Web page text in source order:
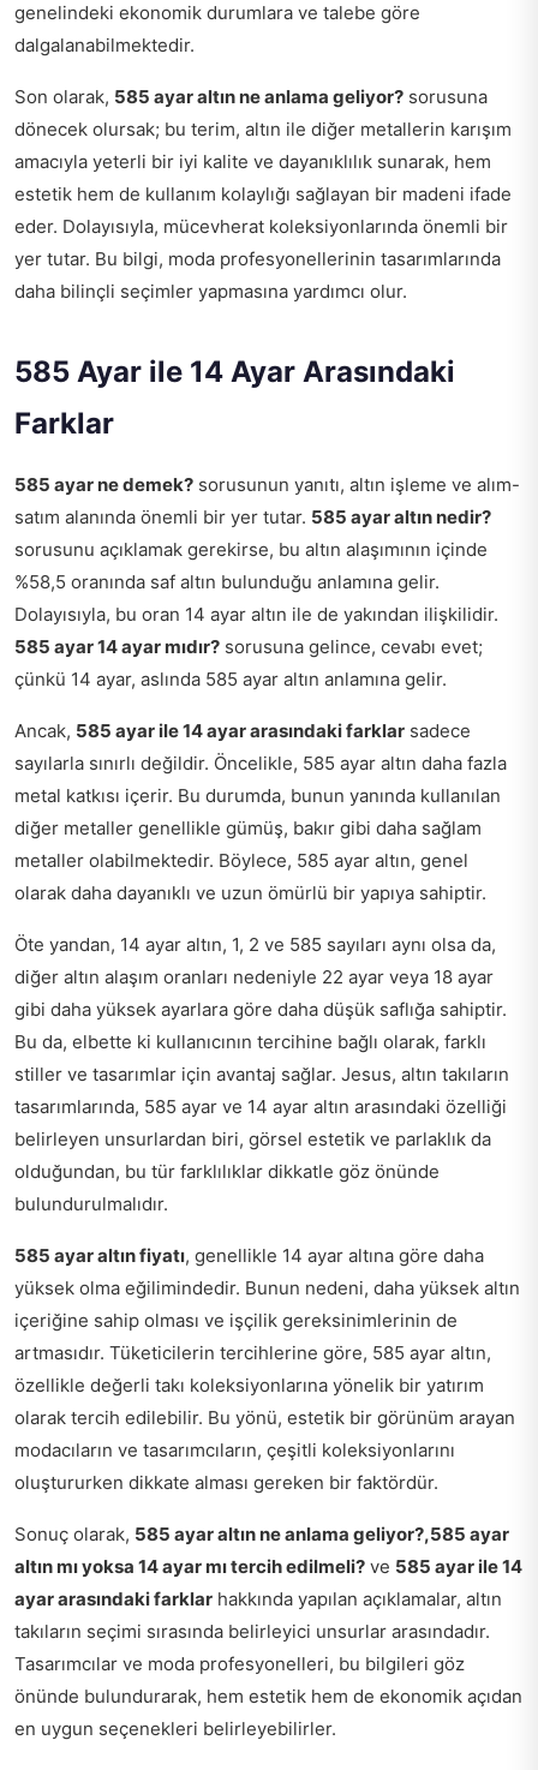
genelindeki ekonomik durumlara ve talebe göre
dalgalanabilmektedir.
Son olarak, 585 ayar altın ne anlama geliyor? sorusuna
dönecek olursak; bu terim, altın ile diğer metallerin karışım
amacıyla yeterli bir iyi kalite ve dayanıklılık sunarak, hem
estetik hem de kullanım kolaylığı sağlayan bir madeni ifade
eder. Dolayısıyla, mücevherat koleksiyonlarında önemli bir
yer tutar. Bu bilgi, moda profesyonellerinin tasarımlarında
daha bilinçli seçimler yapmasına yardımcı olur.
585 Ayar ile 14 Ayar Arasındaki
Farklar
585 ayar ne demek? sorusunun yanıtı, altın işleme ve alım-
satım alanında önemli bir yer tutar. 585 ayar altın nedir?
sorusunu açıklamak gerekirse, bu altın alaşımının içinde
%58,5 oranında saf altın bulunduğu anlamına gelir.
Dolayısıyla, bu oran 14 ayar altın ile de yakından ilişkilidir.
585 ayar 14 ayar mıdır? sorusuna gelince, cevabı evet;
çünkü 14 ayar, aslında 585 ayar altın anlamına gelir.
Ancak, 585 ayar ile 14 ayar arasındaki farklar sadece
sayılarla sınırlı değildir. Öncelikle, 585 ayar altın daha fazla
metal katkısı içerir. Bu durumda, bunun yanında kullanılan
diğer metaller genellikle gümüş, bakır gibi daha sağlam
metaller olabilmektedir. Böylece, 585 ayar altın, genel
olarak daha dayanıklı ve uzun ömürlü bir yapıya sahiptir.
Öte yandan, 14 ayar altın, 1, 2 ve 585 sayıları aynı olsa da,
diğer altın alaşım oranları nedeniyle 22 ayar veya 18 ayar
gibi daha yüksek ayarlara göre daha düşük saflığa sahiptir.
Bu da, elbette ki kullanıcının tercihine bağlı olarak, farklı
stiller ve tasarımlar için avantaj sağlar. Jesus, altın takıların
tasarımlarında, 585 ayar ve 14 ayar altın arasındaki özelliği
belirleyen unsurlardan biri, görsel estetik ve parlaklık da
olduğundan, bu tür farklılıklar dikkatle göz önünde
bulundurulmalıdır.
585 ayar altın fiyatı, genellikle 14 ayar altına göre daha
yüksek olma eğilimindedir. Bunun nedeni, daha yüksek altın
içeriğine sahip olması ve işçilik gereksinimlerinin de
artmasıdır. Tüketicilerin tercihlerine göre, 585 ayar altın,
özellikle değerli takı koleksiyonlarına yönelik bir yatırım
olarak tercih edilebilir. Bu yönü, estetik bir görünüm arayan
modacıların ve tasarımcıların, çeşitli koleksiyonlarını
oluştururken dikkate alması gereken bir faktördür.
Sonuç olarak, 585 ayar altın ne anlama geliyor?,585 ayar
altın mı yoksa 14 ayar mı tercih edilmeli? ve 585 ayar ile 14
ayar arasındaki farklar hakkında yapılan açıklamalar, altın
takıların seçimi sırasında belirleyici unsurlar arasındadır.
Tasarımcılar ve moda profesyonelleri, bu bilgileri göz
önünde bulundurarak, hem estetik hem de ekonomik açıdan
en uygun seçenekleri belirleyebilirler.